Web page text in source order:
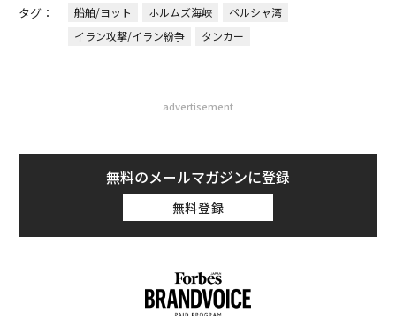
タグ：
船舶/ヨット
ホルムズ海峡
ペルシャ湾
イラン攻撃/イラン紛争
タンカー
advertisement
無料のメールマガジンに登録
無料登録